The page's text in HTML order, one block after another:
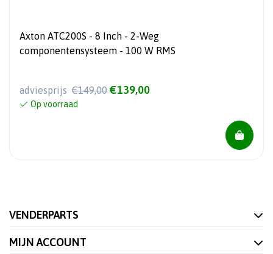
Axton ATC200S - 8 Inch - 2-Weg
componentensysteem - 100 W RMS
adviesprijs €149,00 €139,00
Op voorraad
VENDERPARTS
MIJN ACCOUNT